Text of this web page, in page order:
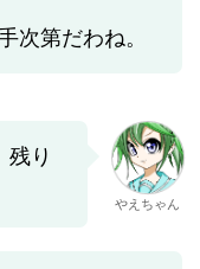
次第だわね。
残り
やえちゃん